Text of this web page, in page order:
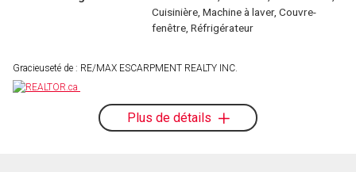
Cuisinière, Machine à laver, Couvre-
fenêtre, Réfrigérateur
Gracieuseté de : RE/MAX ESCARPMENT REALTY INC.
Plus de détails